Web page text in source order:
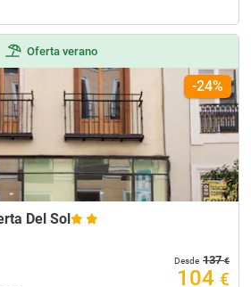
Oferta verano
Del Sol
-24%
Desde 137€
104 €